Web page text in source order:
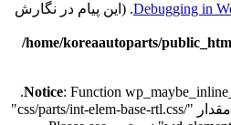
Debugging infor more information. (این پیام در نگارش
/home/koreaautoparts/
Notice: Function
.
قادر به خواندن کلید "path" با مقدار "/css/parts/int-elem-base-rtl.css"